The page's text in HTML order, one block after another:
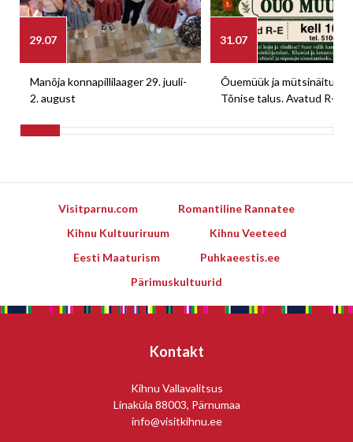
29.07
Manõja konnapillilaager 29. juuli-
2. august
31.07
Õuemüük ja mütsinäitus
Tõnise talus. Avatud R-E
Visitparnu.com
Romantiline Rannatee
Kihnu Kultuuriruum
Kihnu Veeteed
Eesti Maaturism
Puhkaeestis.ee
Pärimuskultuurid
Kontakt
Kihnu Vallavalitsus
Linaküla 88003, Pärnumaa
info@visitkihnu.ee